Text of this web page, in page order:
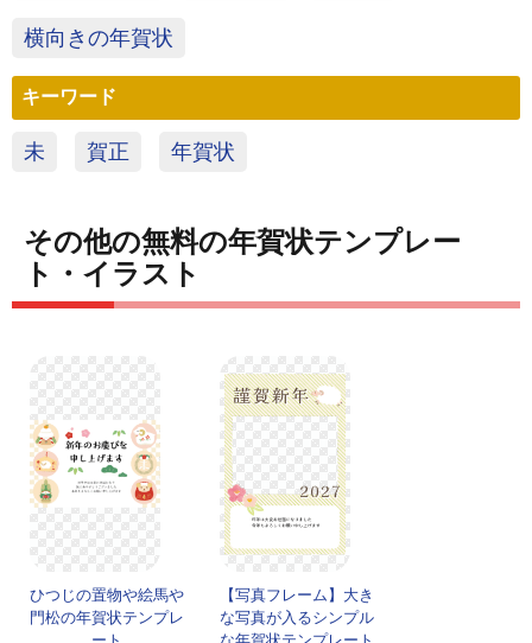
横向きの年賀状
キーワード
未 賀正 年賀状
その他の無料の年賀状テンプレー
ト・イラスト
ひつじの置物や絵馬や
門松の年賀状テンプレ
【写真フレーム】大き
な写真が入るシンプル